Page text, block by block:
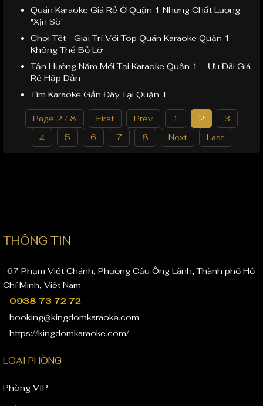
Quán Karaoke Giá Rẻ Ở Quận 1 Nhưng Chất Lượng
"Xịn Sò"
Chơi Tết - Giải Trí Với Top Quán Karaoke Quận 1
Không Thể Bỏ Lỡ
Tận Hưởng Năm Mới Tại Karaoke Quận 1 – Ưu Đãi Giá
Rẻ Hấp Dẫn
Tìm Karaoke Gần Đây Tại Quận 1
Page 2 / 8 First Prev 1 2
3
4
5 6 7 8 Next Last
THÔNG TIN
: 67 Phạm Viết Chánh, Phường Cầu Ông Lãnh, Thành phố Hồ
Chí Minh, Việt Nam
: 0938 73 72 72
: booking@kingdomkaraoke.com
: https://kingdomkaraoke.com/
LOẠI PHÒNG
Phòng VIP